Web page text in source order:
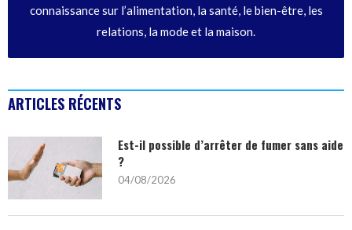
connaissance sur l’alimentation, la santé, le bien-être, les
relations, la mode et la maison.
ARTICLES RÉCENTS
Est-il possible d’arrêter de fumer sans aide
?
04/08/2026